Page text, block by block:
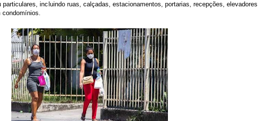
incluindo ruas, calçadas, estacionamentos, portarias, recepções, elevadores
condomínios.